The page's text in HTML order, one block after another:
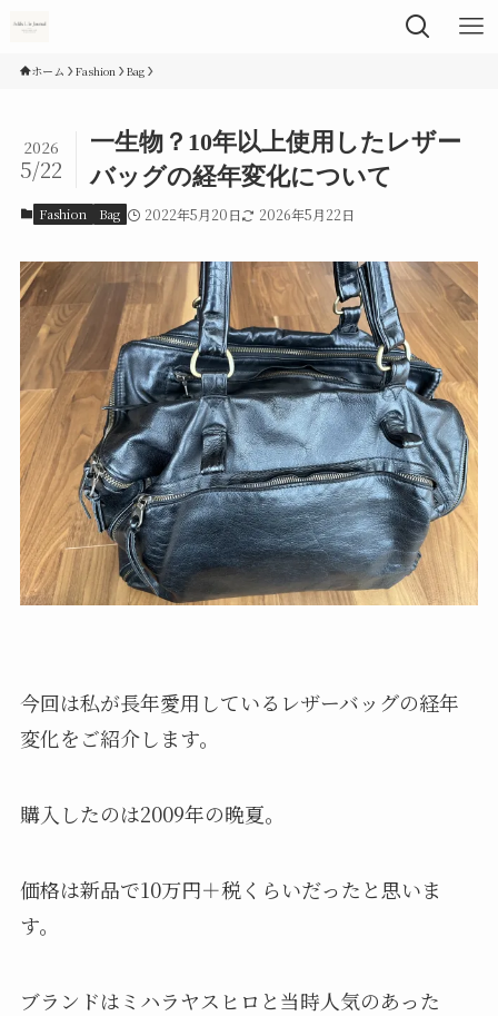
ホーム Fashion Bag
一生物？10年以上使用したレザー
バッグの経年変化について
2026
5/22
Fashion Bag 2022年5月20日 2026年5月22日
今回は私が長年愛用しているレザーバッグの経年
変化をご紹介します。
購入したのは2009年の晩夏。
価格は新品で10万円＋税くらいだったと思いま
す。
ブランドはミハラヤスヒロと当時人気のあった